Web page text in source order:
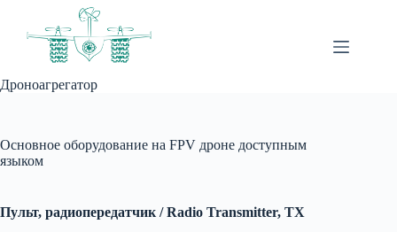
Дроноагрегатор
Основное оборудование на FPV дроне доступным
языком
Пульт, радиопередатчик / Radio Transmitter, TX